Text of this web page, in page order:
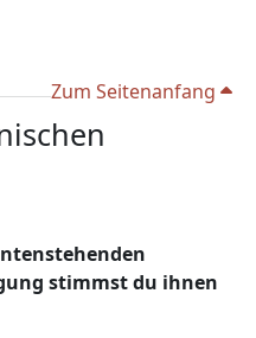
Zum Seitenanfang
stimmst du ihnen